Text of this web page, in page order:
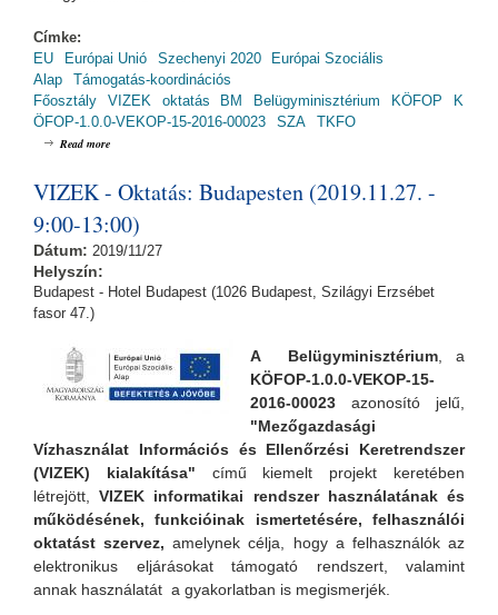
Címke:
EU
Európai Unió Szechenyi 2020
Európai Szociális
Alap
Támogatás-koordinációs
Főosztály
VIZEK oktatás BM Belügyminisztérium KÖFOP
K
ÖFOP-1.0.0-VEKOP-15-2016-00023
SZA TKFO
Read more
VIZEK - Oktatás: Budapesten (2019.11.27. -
9:00-13:00)
Dátum: 2019/11/27
Helyszín:
Budapest - Hotel Budapest (1026 Budapest, Szilágyi Erzsébet
fasor 47.)
A Belügyminisztérium , a
KÖFOP-1.0.0-VEKOP-15-
2016-00023 azonosító jelű,
"Mezőgazdasági
Vízhasználat Információs és Ellenőrzési Keretrendszer
(VIZEK) kialakítása" című kiemelt projekt keretében
létrejött,VIZEK informatikai rendszer használatának és
működésének, funkcióinak ismertetésére, felhasználói
oktatást szervez,amelynek célja, hogy a felhasználók az
elektronikus eljárásokat támogató rendszert, valamint
annak használatát a gyakorlatban is megismerjék.